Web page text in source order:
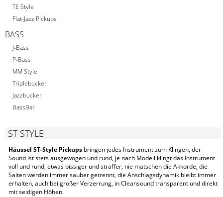
TE Style
Flat-Jazz Pickups
BASS
J-Bass
P-Bass
MM Style
Triplebucker
Jazzbucker
BassBar
ST STYLE
Häussel ST-Style Pickups bringen jedes Instrument zum Klingen, der
Sound ist stets ausgewogen und rund, je nach Modell klingt das Instrument
voll und rund, etwas bissiger und straffer, nie matschen die Akkorde, die
Saiten werden immer sauber getrennt, die Anschlagsdynamik bleibt immer
erhalten, auch bei großer Verzerrung, in Cleansound transparent und direkt
mit seidigen Höhen.